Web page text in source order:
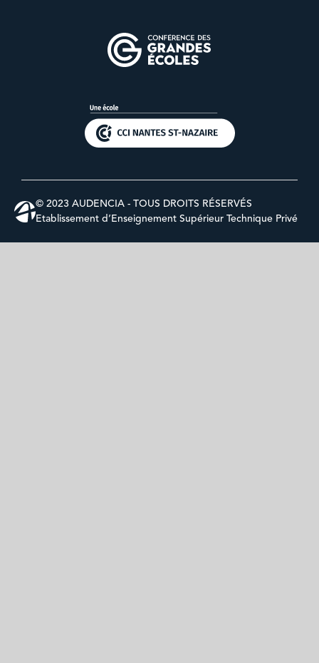
© 2023 AUDENCIA - TOUS DROITS RÉSERVÉS
Etablissement d’Enseignement Supérieur Technique Privé